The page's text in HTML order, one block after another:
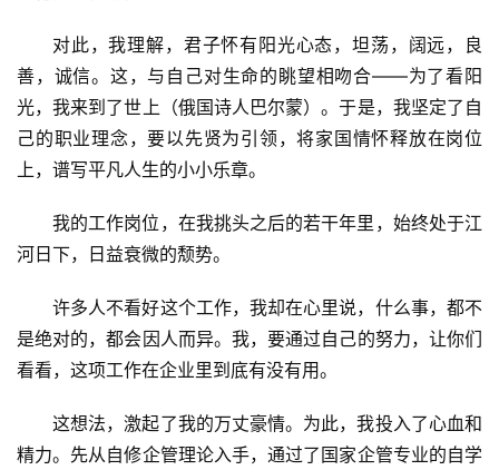
对此，我理解，君子怀有阳光心态，坦荡，阔远，良
善，诚信。这，与自己对生命的眺望相吻合——为了看阳
光，我来到了世上（俄国诗人巴尔蒙）。于是，我坚定了自
己的职业理念，要以先贤为引领，将家国情怀释放在岗位
上，谱写平凡人生的小小乐章。
我的工作岗位，在我挑头之后的若干年里，始终处于江
河日下，日益衰微的颓势。
许多人不看好这个工作，我却在心里说，什么事，都不
是绝对的，都会因人而异。我，要通过自己的努力，让你们
看看，这项工作在企业里到底有没有用。
这想法，激起了我的万丈豪情。为此，我投入了心血和
精力。先从自修企管理论入手，通过了国家企管专业的自学